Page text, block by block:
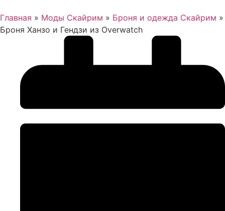
Главная » Моды Скайрим » Броня и одежда Скайрим »
Броня Ханзо и Гендзи из Overwatch